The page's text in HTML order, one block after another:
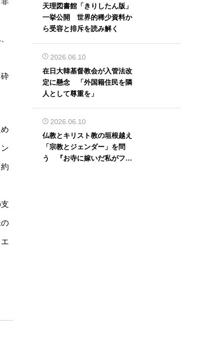
天理図書館「きりしたん版」
一挙公開 世界的稀少資料か
ら受容と排斥を読み解く
2026.06.10
在日大韓基督教会が入管法改
定に懸念 「外国籍住民を隣
人として尊重を」
2026.06.10
仏教とキリスト教の垣根越え
「宗教とジェンダー」を問
う 『お寺に嫁いだ私がフェ